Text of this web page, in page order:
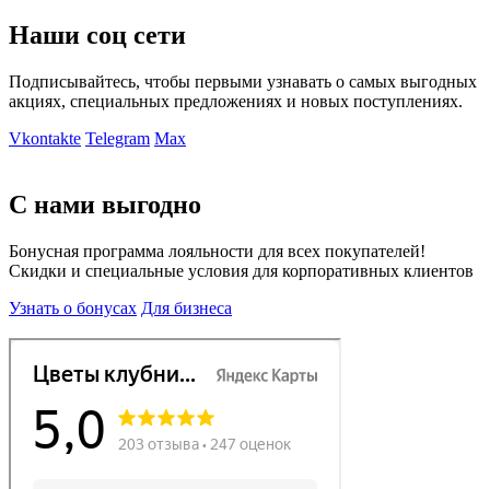
Наши соц сети
Подписывайтесь, чтобы первыми узнавать о самых выгодных
акциях, специальных предложениях и новых поступлениях.
Vkontakte Telegram Max
С нами выгодно
Бонусная программа лояльности для всех покупателей!
Скидки и специальные условия для корпоративных клиентов
Узнать о бонусах Для бизнеса